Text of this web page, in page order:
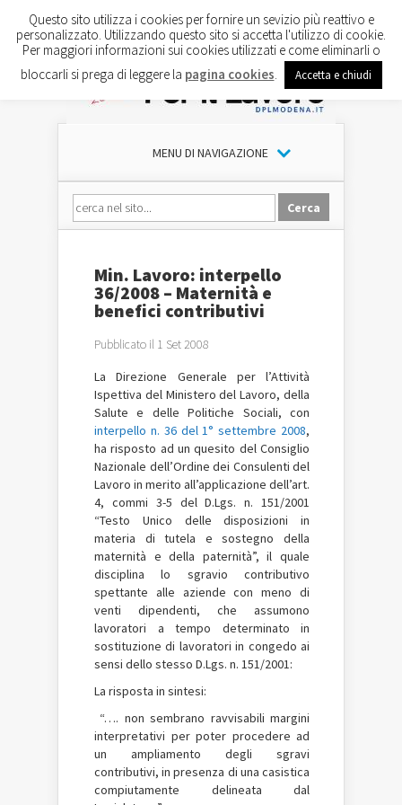
MENU DI NAVIGAZIONE
Min. Lavoro: interpello
36/2008 – Maternità e
benefici contributivi
Pubblicato il 1 Set 2008
La Direzione Generale per l’Attività
Ispettiva del Ministero del Lavoro, della
Salute e delle Politiche Sociali, con
interpello n. 36 del 1° settembre 2008,
ha risposto ad un quesito del Consiglio
Nazionale dell’Ordine dei Consulenti del
Lavoro in merito all’applicazione dell’art.
4, commi 3-5 del D.Lgs. n. 151/2001
“Testo Unico delle disposizioni in
materia di tutela e sostegno della
maternità e della paternità”, il quale
disciplina lo sgravio contributivo
spettante alle aziende con meno di
venti dipendenti, che assumono
lavoratori a tempo determinato in
sostituzione di lavoratori in congedo ai
sensi dello stesso D.Lgs. n. 151/2001:
La risposta in sintesi:
“…. non sembrano ravvisabili margini
interpretativi per poter procedere ad
un ampliamento degli sgravi
contributivi, in presenza di una casistica
compiutamente delineata dal
Questo sito utilizza i cookies per fornire un sevizio più reattivo e
personalizzato. Utilizzando questo sito si accetta l'utilizzo di cookie.
Per maggiori informazioni sui cookies utilizzati e come eliminarli o
bloccarli si prega di leggere la pagina cookies Accetta e chiudi